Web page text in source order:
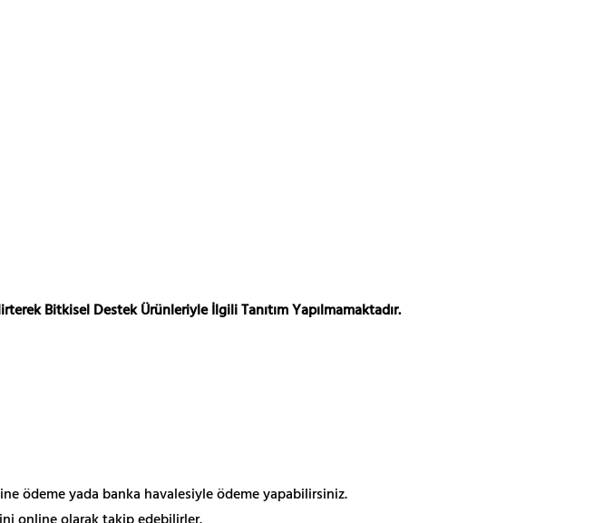
Bitkisel Destek Ürünleriyle İlgili Tanıtım Yapılmamaktadır.
ödeme yada banka havalesiyle ödeme yapabilirsiniz.